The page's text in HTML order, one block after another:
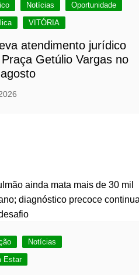
Notícias
Oportunidade
VITÓRIA
atendimento jurídico
Getúlio Vargas no
Notícias
Estar